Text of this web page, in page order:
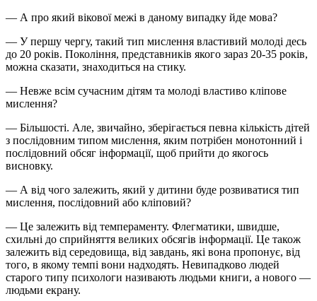
— А про який вікової межі в даному випадку йде мова?
— У першу чергу, такий тип мислення властивий молоді десь
до 20 років. Покоління, представників якого зараз 20-35 років,
можна сказати, знаходиться на стику.
— Невже всім сучасним дітям та молоді властиво кліпове
мислення?
— Більшості. Але, звичайно, зберігається певна кількість дітей
з послідовним типом мислення, яким потрібен монотонний і
послідовний обсяг інформації, щоб прийти до якогось
висновку.
— А від чого залежить, який у дитини буде розвиватися тип
мислення, послідовний або кліповий?
— Це залежить від темпераменту. Флегматики, швидше,
схильні до сприйняття великих обсягів інформації. Це також
залежить від середовища, від завдань, які вона пропонує, від
того, в якому темпі вони надходять. Невипадково людей
старого типу психологи називають людьми книги, а нового —
людьми екрану.